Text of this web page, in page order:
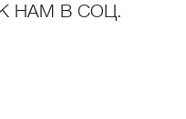
НАМ В СОЦ.